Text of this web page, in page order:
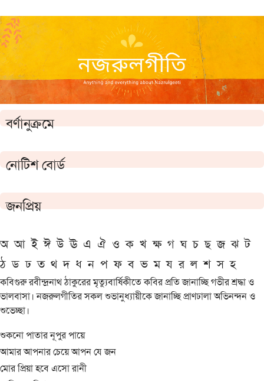
বর্ণানুক্রমে
নোটিশ বোর্ড
জনপ্রিয়
অ আ ই ঈ উ ঊ এ ঐ ও ক খ ক্ষ গ ঘ চ ছ জ ঝ ট
ঠ ড ঢ ত থ দ ধ ন প ফ ব ভ ম য র ল শ স হ
কবিগুরু রবীন্দ্রনাথ ঠাকুরের মৃত্যুবার্ষিকীতে কবির প্রতি জানাচ্ছি গভীর শ্রদ্ধা ও
ভালবাসা। নজরুলগীতির সকল শুভানুধ্যায়ীকে জানাচ্ছি প্রাণঢালা অভিনন্দন ও
শুভেচ্ছা।
শুকনো পাতার নূপুর পায়ে
আমার আপনার চেয়ে আপন যে জন
মোর প্রিয়া হবে এসো রানী